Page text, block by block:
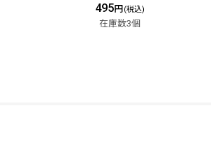
495円 (税込)
在庫数3個